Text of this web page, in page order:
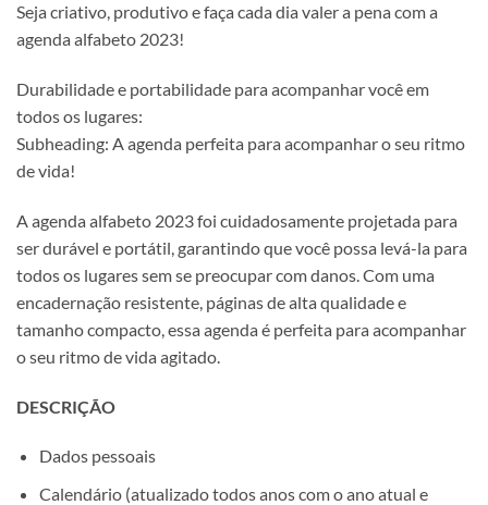
Seja criativo, produtivo e faça cada dia valer a pena com a
agenda alfabeto 2023!
Durabilidade e portabilidade para acompanhar você em
todos os lugares:
Subheading: A agenda perfeita para acompanhar o seu ritmo
de vida!
A agenda alfabeto 2023 foi cuidadosamente projetada para
ser durável e portátil, garantindo que você possa levá-la para
todos os lugares sem se preocupar com danos. Com uma
encadernação resistente, páginas de alta qualidade e
tamanho compacto, essa agenda é perfeita para acompanhar
o seu ritmo de vida agitado.
DESCRIÇÃO
Dados pessoais
Calendário (atualizado todos anos com o ano atual e